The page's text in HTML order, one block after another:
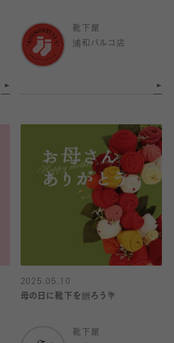
靴下屋
浦和パルコ店
2025.05.10
母の日に靴下を贈ろう💐
靴下屋